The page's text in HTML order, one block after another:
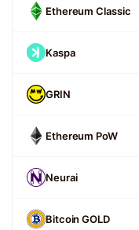
Ethereum Classic
Kaspa
GRIN
Ethereum PoW
Neurai
Bitcoin GOLD